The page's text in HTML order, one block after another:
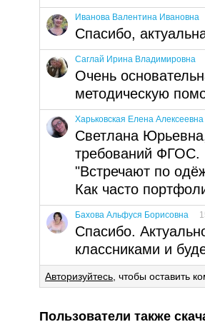
Иванова Валентина Ивановна
Спасибо,
Саглай Ирина Владимировна
Очень
методическую
Харьковская Елена Алексеевна
Светлана
требований ФГОС.
"Встречают по
Как часто
Бахова Альфуся Борисовна
Спасибо.
классниками и
Авторизуйтесь , чтобы оставить
Пользователи также